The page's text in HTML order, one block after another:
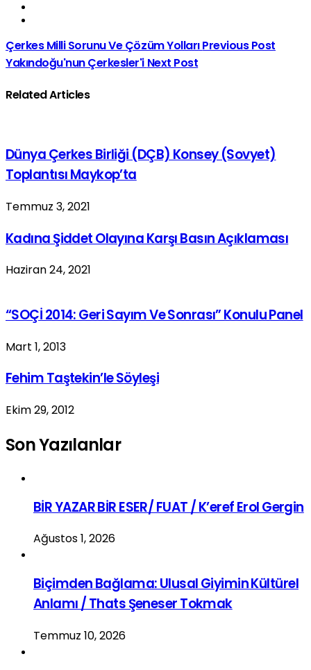
Çerkes Milli Sorunu Ve Çözüm YollarıPrevious Post
Yakındoğu'nun Çerkesler'i Next Post
Related Articles
Dünya Çerkes Birliği (DÇB) Konsey (Sovyet)
Toplantısı Maykop’ta
Temmuz 3, 2021
Kadına Şiddet Olayına Karşı Basın Açıklaması
Haziran 24, 2021
“SOÇİ 2014: Geri Sayım Ve Sonrası” Konulu Panel
Mart 1, 2013
Fehim Taştekin’le Söyleşi
Ekim 29, 2012
Son Yazılanlar
BİR YAZAR BİR ESER/ FUAT / K’eref Erol Gergin
Ağustos 1, 2026
Biçimden Bağlama: Ulusal Giyimin Kültürel
Anlamı / Thats Şeneser Tokmak
Temmuz 10, 2026